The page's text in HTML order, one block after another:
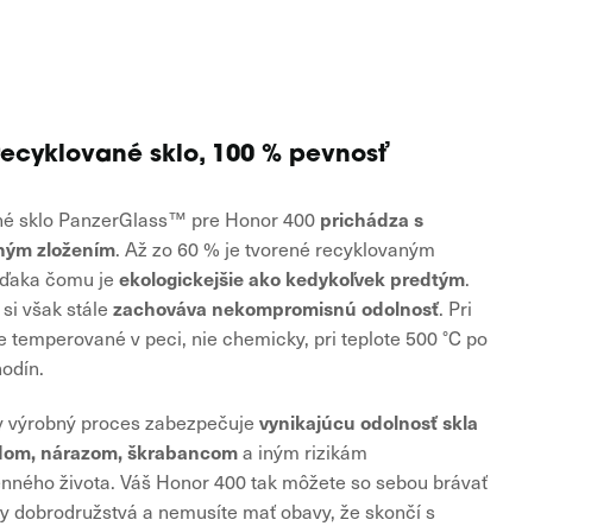
sklo, 100 % pevnosť
sklo PanzerGlass™ pre Honor 400 prichádza s
zložením. Až zo 60 % je tvorené recyklovaným
čomu je ekologickejšie ako kedykoľvek predtým.
však stále zachováva nekompromisnú odolnosť. Pri
temperované v peci, nie chemicky, pri teplote 500 °C po
výrobný proces zabezpečuje vynikajúcu odolnosť skla
nárazom, škrabancoma iným rizikám
života. Váš Honor 400 tak môžete so sebou brávať
dobrodružstvá a nemusíte mať obavy, že skončí s